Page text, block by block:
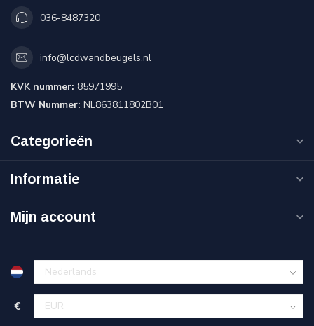
036-8487320
info@lcdwandbeugels.nl
KVK nummer: 85971995
BTW Nummer: NL863811802B01
Categorieën
Informatie
Mijn account
€